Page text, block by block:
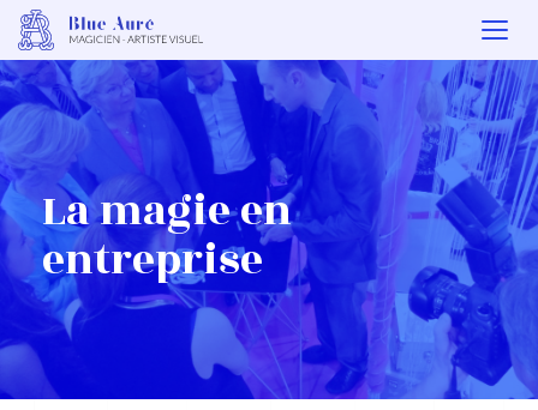
La magie en
entreprise